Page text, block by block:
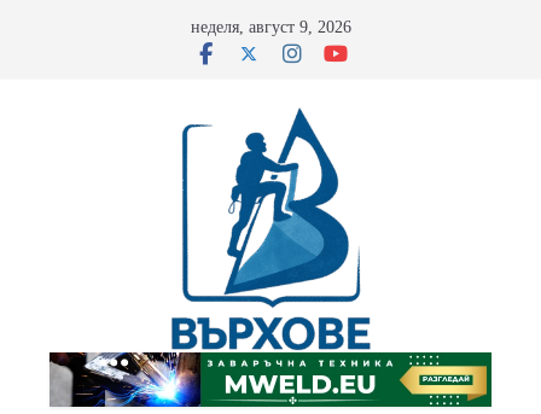
неделя, август 9, 2026